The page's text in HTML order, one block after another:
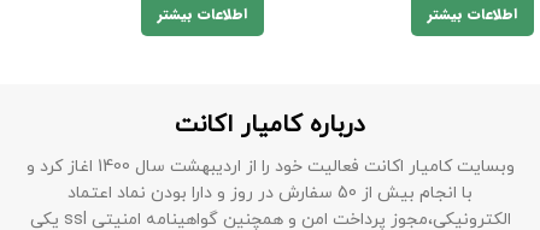
اطلاعات بیشتر
اطلاعات بیشتر
درباره کامیار اکانت
وبسایت کامیار اکانت فعالیت خود را از اردیبهشت سال 1400 اغاز کرد و
با انجام بیش از 50 سفارش در روز و دارا بودن نماد اعتماد
الکترونیکی،مجوز پرداخت امن و همچنین گواهینامه امنیتی ssl یکی